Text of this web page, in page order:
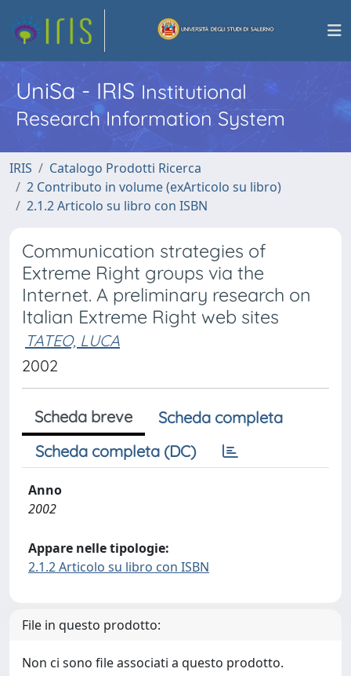
UniSa - IRISInstitutional
Research Information System
IRIS
Catalogo Prodotti Ricerca
2 Contributo in volume (exArticolo su libro)
2.1.2 Articolo su libro con ISBN
Communication strategies of
Extreme Right groups via the
Internet. A preliminary research on
Italian Extreme Right web sites
TATEO, LUCA
2002
Scheda breve
Scheda completa
Scheda completa (DC)
Anno
2002
Appare nelle tipologie:
2.1.2 Articolo su libro con ISBN
File in questo prodotto:
Non ci sono file associati a questo prodotto.